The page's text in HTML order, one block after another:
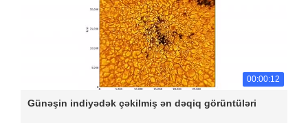
00:00:12
Günəşin indiyədək çəkilmiş ən dəqiq görüntüləri